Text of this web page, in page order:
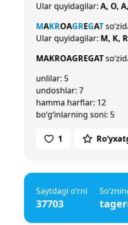
Ular quyidagilar: A, O,
MAKROAGREGAT
Ular quyidagilar: M, K,
MAKROAGREGAT
unlilar: 5
undoshlar: 7
hamma harflar: 12
bo‘g‘inlarning soni: 5
1
Saytdagi o‘rni
37703